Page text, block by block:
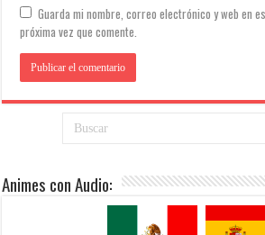
Guarda mi nombre, correo electrónico y web en
próxima vez que comente.
Animes con Audio: